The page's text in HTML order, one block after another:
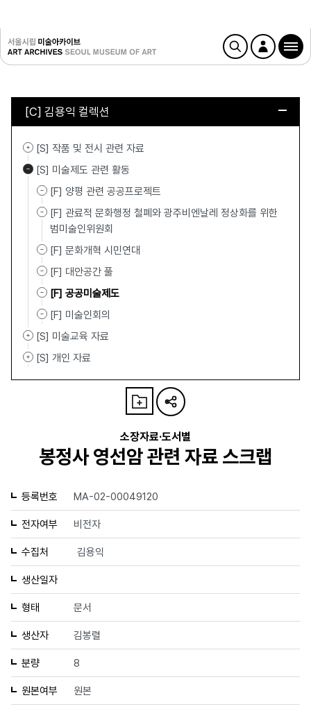
[C] 김용익 컬렉션
[S] 작품 및 전시 관련 자료
[S] 미술제도 관련 활동
[F] 양평 관련 공공프로젝트
[F] 관료적 문화행정 철폐와 광주비엔날레 정상화를 위한
범미술인위원회
[F] 문화개혁 시민연대
[F] 대안공간 풀
[F] 공공미술제도
[F] 미술인회의
[S] 미술교육 자료
[S] 개인 자료
소장자료·도서별
봉정사 영선암 관련 자료 스크랩
등록번호 MA-02-00049120
전자여부 비전자
수집처 김용익
생산일자
형태 문서
생산자 김봉렬
분량 8
원본여부 원본